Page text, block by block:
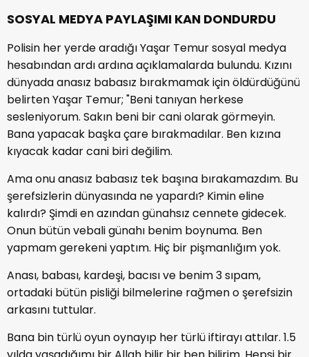
SOSYAL MEDYA PAYLAŞIMI KAN DONDURDU
Polisin her yerde aradığı Yaşar Temur sosyal medya
hesabından ardı ardına açıklamalarda bulundu. Kızını
dünyada anasız babasız bırakmamak için öldürdüğünü
belirten Yaşar Temur; "Beni tanıyan herkese
sesleniyorum. Sakın beni bir cani olarak görmeyin.
Bana yapacak başka çare bırakmadılar. Ben kızına
kıyacak kadar cani biri değilim.
Ama onu anasız babasız tek başına bırakamazdım. Bu
şerefsizlerin dünyasında ne yapardı? Kimin eline
kalırdı? Şimdi en azından günahsız cennete gidecek.
Onun bütün vebali günahı benim boynuma. Ben
yapmam gerekeni yaptım. Hiç bir pişmanlığım yok.
Anası, babası, kardeşi, bacısı ve benim 3 sıpam,
ortadaki bütün pisliği bilmelerine rağmen o şerefsizin
arkasını tuttular.
Bana bin türlü oyun oynayıp her türlü iftirayı attılar. 1.5